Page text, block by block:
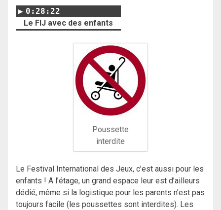
0:28:22
Le FIJ avec des enfants
Poussette
interdite
Le Festival International des Jeux, c’est aussi pour les
enfants ! A l’étage, un grand espace leur est d’ailleurs
dédié, même si la logistique pour les parents n’est pas
toujours facile (les poussettes sont interdites). Les